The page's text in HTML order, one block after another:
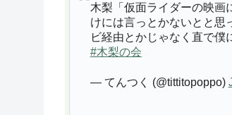
木梨「仮面ライダーの映画
けには言っとかないとと思
ビ経由とかじゃなく直で僕
#木梨の会
— てんつく (@tittitopoppo)